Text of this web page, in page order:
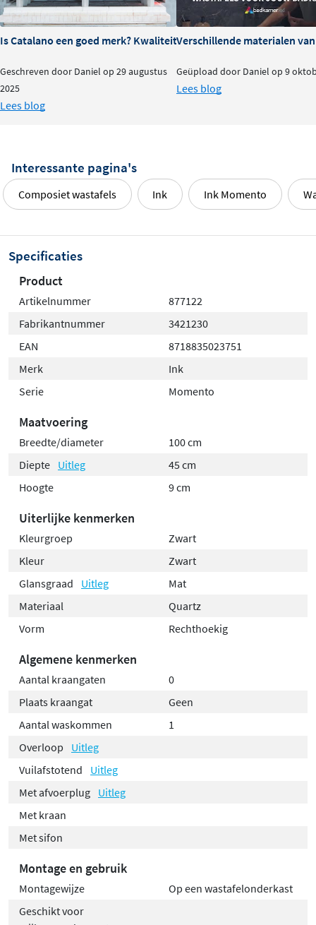
Tip
Combineer de wastafel met een afvoerplug in dezelfde
kleur en materiaalsoort voor een perfect afgestemde
uitstraling. Deze bestel je, net als de onderkast en
Is Catalano een goed merk? Kwaliteit en ervaringen
Geschreven door Daniel op 29 augustus
2025
Lees blog
Verschillende materialen
Geüpload door Daniel op 9
Lees blog
Interessante pagina's
Composiet wastafels Ink Ink Momento
Specificaties
Product
Artikelnummer
877122
Fabrikantnummer
3421230
EAN
8718835023751
Merk
Ink
Serie
Momento
Maatvoering
Breedte/diameter
100 cm
Diepte Uitleg
45 cm
Hoogte
9 cm
Uiterlijke kenmerken
Kleurgroep
Zwart
Kleur
Zwart
Glansgraad
Uitleg
Mat
Materiaal
Quartz
Vorm
Rechthoekig
Algemene kenmerken
Aantal kraangaten
0
Plaats kraangat
Geen
Aantal waskommen
1
Overloop
Uitleg
Vuilafstotend
Uitleg
Met afvoerplug Uitleg
Met kraan
Met sifon
Montage en gebruik
Montagewijze
Op een wastafelonderkast
Geschikt voor